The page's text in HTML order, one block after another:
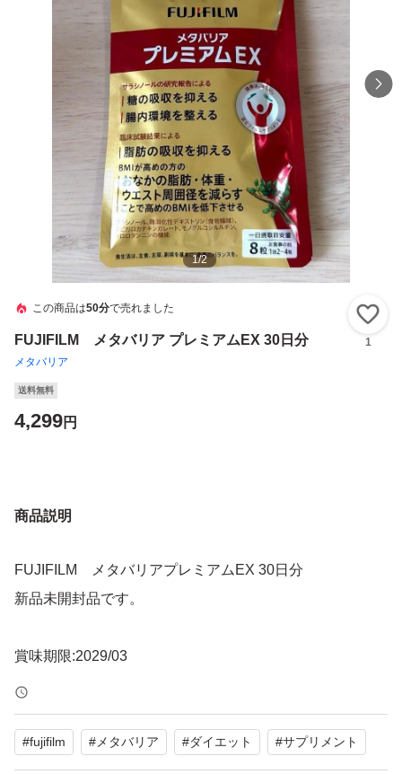
1/2
この商品は50分で売れました
FUJIFILM メタバリア プレミアムEX 30日分
メタバリア
1
送料無料
4,299円
商品説明
FUJIFILM メタバリアプレミアムEX 30日分
新品未開封品です。
賞味期限:2029/03
#fujifilm #メタバリア #ダイエット #サプリメント